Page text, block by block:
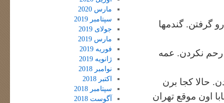
گرفتن. گندمها
رحم نکردن. عمه
حالا کجا برن
اون موقع تهران
مارس 2020
سپتامبر 2019
جولای 2019
مارس 2019
فوریه 2019
ژانویه 2019
نوامبر 2018
اکتبر 2018
سپتامبر 2018
آگوست 2018